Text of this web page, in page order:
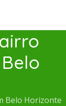
Belo Horizonte